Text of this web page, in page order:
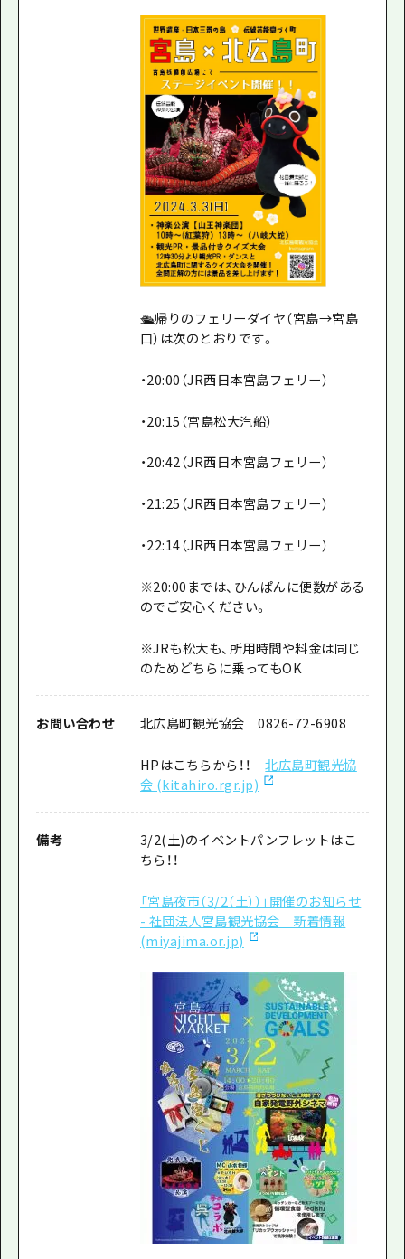
🛳️帰りのフェリーダイヤ（宮島→宮島
口）は次のとおりです。
・20:00（JR西日本宮島フェリー）
・20:15（宮島松大汽船）
・20:42（JR西日本宮島フェリー）
・21:25（JR西日本宮島フェリー）
・22:14（JR西日本宮島フェリー）
※20:00までは、ひんぱんに便数がある
のでご安心ください。
※JRも松大も、所用時間や料金は同じ
のためどちらに乗ってもOK
お問い合わせ 北広島町観光協会 0826-72-6908
HPはこちらから！！北広島町観光協
会 (kitahiro.rgr.jp)
備考
3/2(土)のイベントパンフレットはこ
ちら！！
「宮島夜市（3/2（土））」開催のお知らせ
- 社団法人宮島観光協会｜新着情報
(miyajima.or.jp)